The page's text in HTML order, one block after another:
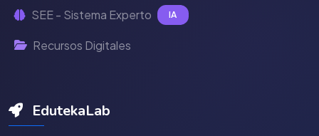
SEE - Sistema Experto IA
Recursos Digitales
EdutekaLab